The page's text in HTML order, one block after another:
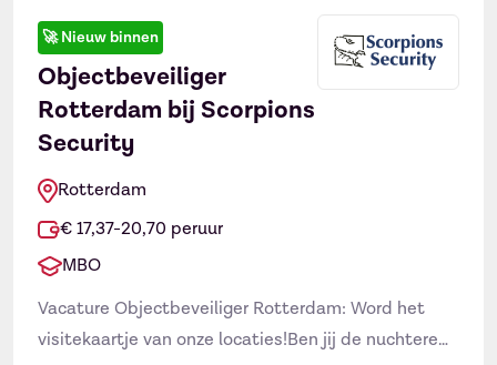
🚀Nieuw binnen
Objectbeveiliger
Rotterdam bij Scorpions
Security
Rotterdam
€ 17,37-20,70 peruur
MBO
Vacature Objectbeveiliger Rotterdam: Word het
visitekaartje van onze locaties!Ben jij de nuchtere
Ontvang vacatures direct in
je mailbox
×
Naam
E-mailadres *